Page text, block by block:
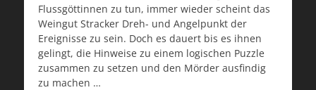
Flussgöttinnen zu tun, immer wieder scheint das
Weingut Stracker Dreh- und Angelpunkt der
Ereignisse zu sein. Doch es dauert bis es ihnen
gelingt, die Hinweise zu einem logischen Puzzle
zusammen zu setzen und den Mörder ausfindig
zu machen …